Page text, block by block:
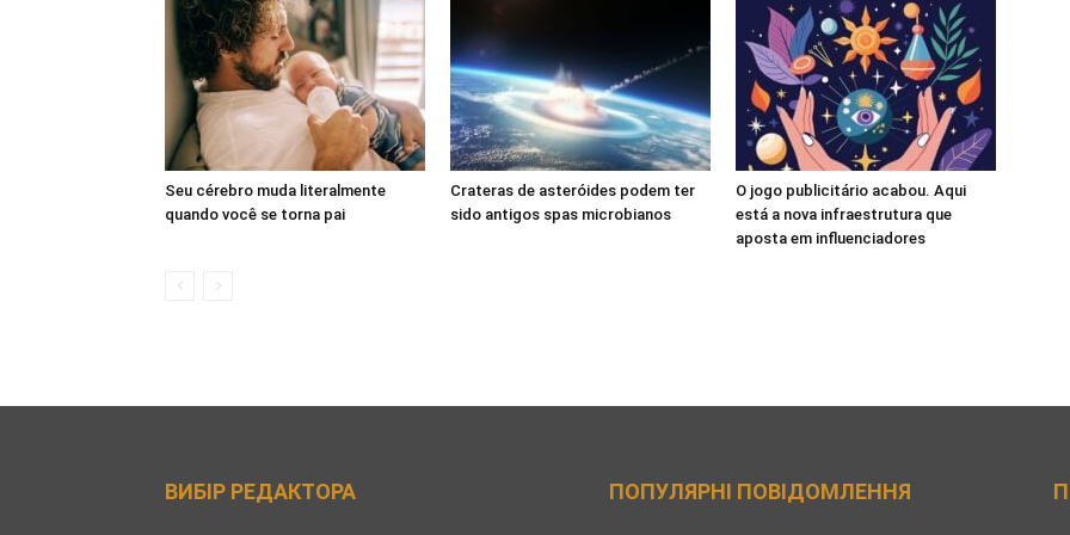
Seu cérebro muda literalmente
quando você se torna pai
Crateras de asteróides podem ter
sido antigos spas microbianos
O jogo publicitário acabou. Aqui
está a nova infraestrutura que
aposta em influenciadores
ВИБІР РЕДАКТОРА ПОПУЛЯРНІ ПОВІДОМЛЕННЯ